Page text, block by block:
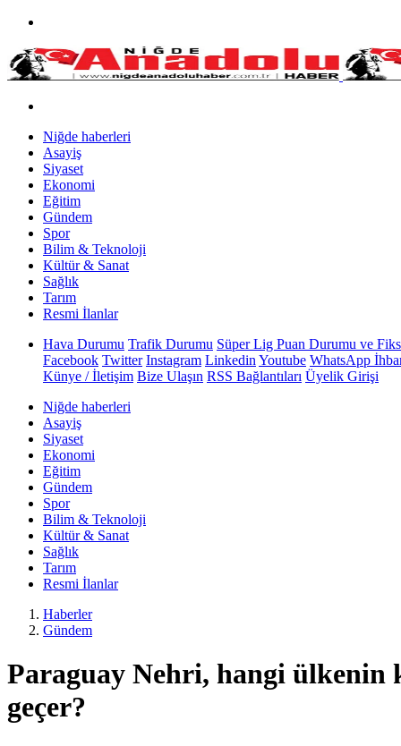
Niğde haberleri
Asayiş
Siyaset
Ekonomi
Eğitim
Gündem
Spor
Bilim & Teknoloji
Kültür & Sanat
Sağlık
Tarım
Resmi İlanlar
Hava Durumu Trafik Durumu Süper Lig Puan Durumu ve
Facebook Twitter Instagram Linkedin Youtube WhatsApp
Künye / İletişim Bize Ulaşın RSS Bağlantıları Üyelik Girişi
Niğde haberleri
Asayiş
Siyaset
Ekonomi
Eğitim
Gündem
Spor
Bilim & Teknoloji
Kültür & Sanat
Sağlık
Tarım
Resmi İlanlar
Haberler
Gündem
Paraguay Nehri, hangi ülkenin
geçer?